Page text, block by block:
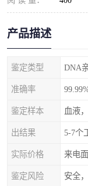
产品描述
鉴定类型 DNA
准确率
鉴定样本 血液
出结果 5-7个
实际价格 来电
鉴定风险 安全